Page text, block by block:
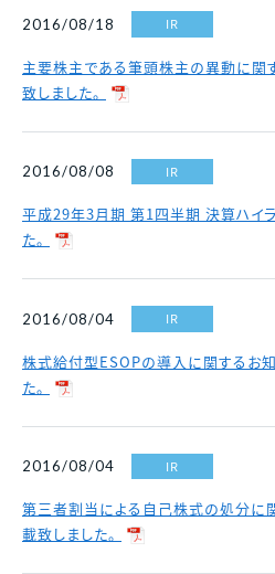
2023年
2024年
2025年
2016/08/18 IR
主要株主である筆頭株主の異動に関
致しました。
2016/08/08 IR
平成29年3月期 第1四半期 決算ハイ
た。
2016/08/04 IR
株式給付型ESOPの導入に関するお
た。
2016/08/04 IR
第三者割当による自己株式の処分に
載致しました。